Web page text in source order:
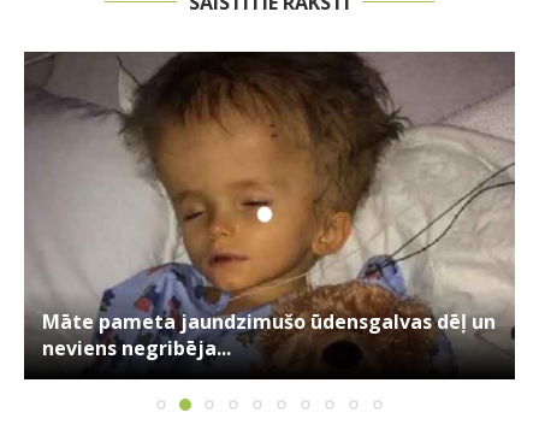
Māte pameta jaundzimušo ūdensgalvas dēļ un
neviens negribēja...